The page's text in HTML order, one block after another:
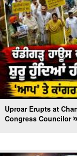
Uproar Erupts at
Congress Councilor